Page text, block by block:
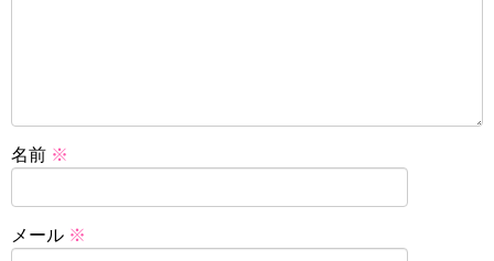
名前 ※
メール ※